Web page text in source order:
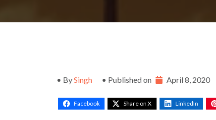
• BySingh • Published on April 8, 2020
Facebook Share on X LinkedIn